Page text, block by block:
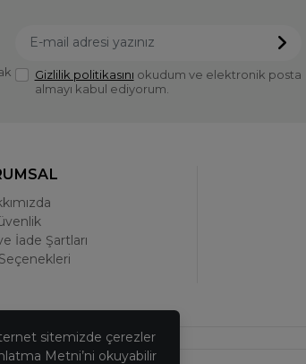
Gizlilik politikasını okudum ve elektronik posta
almayı kabul ediyorum.
İade Şartları
sitemizde çerezler
Metni’ni okuyabilir